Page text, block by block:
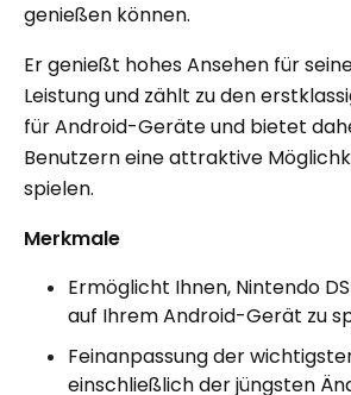
genießen können.
Er genießt hohes Ansehen für
Leistung und zählt zu den
für Android-Geräte und bietet
Benutzern eine attraktive
spielen.
Merkmale
Ermöglicht Ihnen, Nintendo
auf Ihrem Android-Gerät zu
Feinanpassung der
einschließlich der jüngsten